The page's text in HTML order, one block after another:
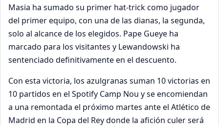
Masia ha sumado su primer hat-trick como jugador
del primer equipo, con una de las dianas, la segunda,
solo al alcance de los elegidos. Pape Gueye ha
marcado para los visitantes y Lewandowski ha
sentenciado definitivamente en el descuento.
Con esta victoria, los azulgranas suman 10 victorias en
10 partidos en el Spotify Camp Nou y se encomiendan
a una remontada el próximo martes ante el Atlético de
Madrid en la Copa del Rey donde la afición culer será